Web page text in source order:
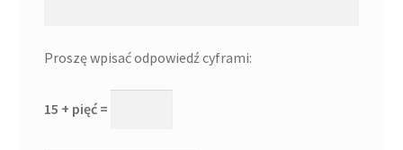
Proszę wpisać odpowiedź cyframi:
15 + pięć =